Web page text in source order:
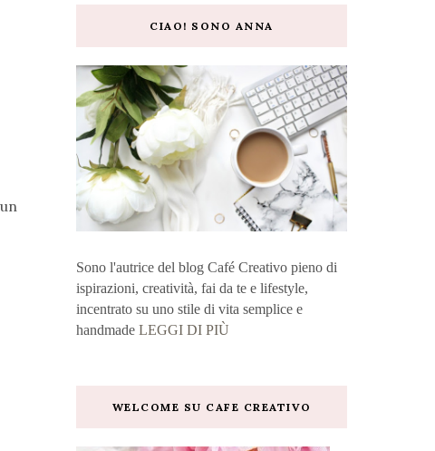
CIAO! SONO ANNA
Sono l'autrice del blog Café Creativo pieno di
ispirazioni, creatività, fai da te e lifestyle,
incentrato su uno stile di vita semplice e
handmade LEGGI DI PIÙ
WELCOME SU CAFE CREATIVO